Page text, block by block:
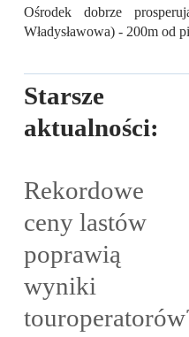
Ośrodek dobrze
Władysławowa) - 200m
Starsze
aktualności:
Rekordowe
ceny lastów
poprawią
wyniki